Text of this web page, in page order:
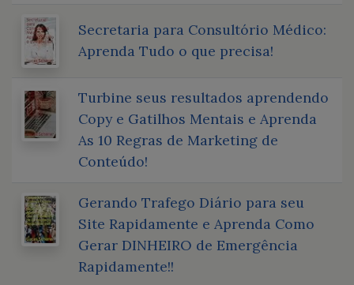
Secretaria para Consultório Médico:
Aprenda Tudo o que precisa!
Turbine seus resultados aprendendo
Copy e Gatilhos Mentais e Aprenda
As 10 Regras de Marketing de
Conteúdo!
Gerando Trafego Diário para seu
Site Rapidamente e Aprenda Como
Gerar DINHEIRO de Emergência
Rapidamente!!